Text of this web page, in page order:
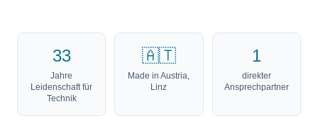
33
Jahre
Leidenschaft für
Technik
🇦🇹
Made in Austria,
Linz
1
direkter
Ansprechpartner